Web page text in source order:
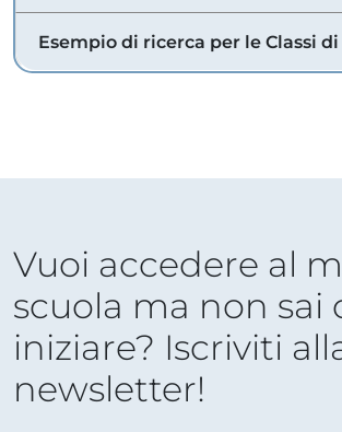
Esempio di ricerca per le Classi di
Vuoi accedere al
scuola ma non sai
iniziare? Iscriviti
newsletter!